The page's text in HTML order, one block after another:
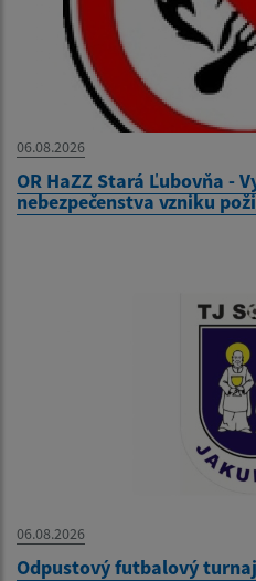
06.08.2026
OR HaZZ Stará Ľubovňa -
nebezpečenstva vzniku
06.08.2026
Odpustový futbalový